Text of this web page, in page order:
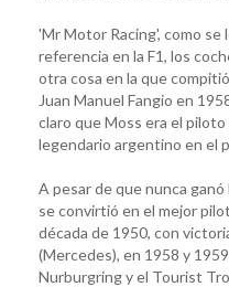
'Mr Motor Racing', como
referencia en la F1, los
otra cosa en la que
Juan Manuel Fangio en
claro que Moss era el
legendario argentino en el
A pesar de que nunca
se convirtió en el mejor
década de 1950, con
(Mercedes), en 1958 y
Nurburgring y el Tourist